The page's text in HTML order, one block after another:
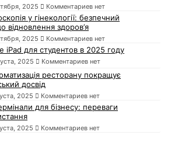
2025 Комментариев нет
у гінекології: безпечний
відновлення здоров’я
2025 Комментариев нет
iPad для студентов в 2025 году
2025 Комментариев нет
ресторану покращує
досвід
2025 Комментариев нет
для бізнесу: переваги
2025 Комментариев нет